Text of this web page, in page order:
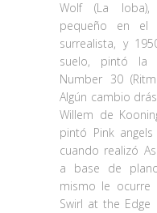
Wolf (La loba),
pequeño en el
surrealista, y
suelo, pintó la
Number 30
Algún cambio
Willem de
pintó Pink
cuando realizó
a base de
mismo le ocurre
Swirl at the